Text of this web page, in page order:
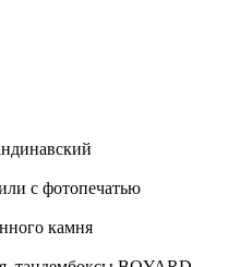
с фотопечатью
камня